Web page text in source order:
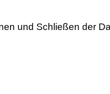
und Schließen der